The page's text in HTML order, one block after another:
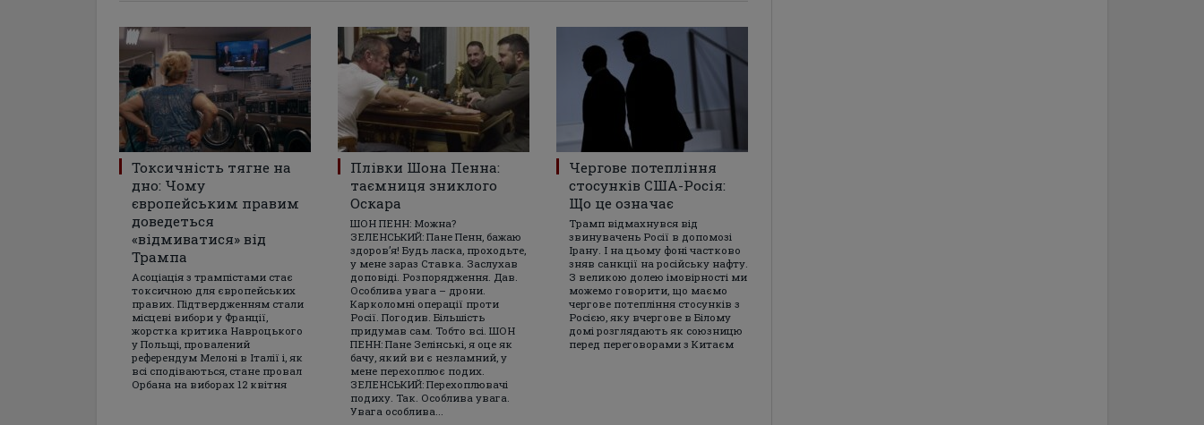
Токсичність тягне на
дно: Чому
європейським правим
доведеться
«відмиватися» від
Трампа
Асоціація з трампістами стає
токсичною для європейських
правих. Підтвердженням стали
місцеві вибори у Франції,
жорстка критика Навроцького
у Польщі, провалений
референдум Мелоні в Італії і, як
всі сподіваються, стане провал
Орбана на виборах 12 квітня
Плівки Шона Пенна:
таємниця зниклого
Оскара
ШОН ПЕНН: Можна?
ЗЕЛЕНСЬКИЙ: Пане Пенн, бажаю
здоров’я! Будь ласка, проходьте,
у мене зараз Ставка. Заслухав
доповіді. Розпорядження. Дав.
Особлива увага – дрони.
Карколомні операції проти
Росії. Погодив. Більшість
придумав сам. Тобто всі. ШОН
ПЕНН: Пане Зелінські, я оце як
бачу, який ви є незламний, у
мене перехоплює подих.
ЗЕЛЕНСЬКИЙ: Перехоплювачі
подиху. Так. Особлива увага.
Увага особлива...
Чергове потепління
стосунків США-Росія:
Що це означає
Трамп відмахнувся від
звинувачень Росії в допомозі
Ірану. І на цьому фоні частково
зняв санкції на російську нафту.
З великою долею імовірності ми
можемо говорити, що маємо
чергове потепління стосунків з
Росією, яку вчергове в Білому
домі розглядають як союзницю
перед переговорами з Китаєм